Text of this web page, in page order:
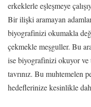
erkeklerle eşleşmeye
Bir ilişki aramayan
biyografinizi okumakla
çekmekle meşguller. Bu
ise biyografinizi okuyor
tavrınız. Bu muhtemelen
hedeflerinize kesinlikle